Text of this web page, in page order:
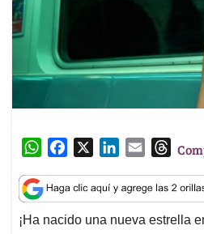
W
a
t
s
c
e
b
n
k
e
a
i
l
T
r
e
a
¡Ha nacido una nueva estrella